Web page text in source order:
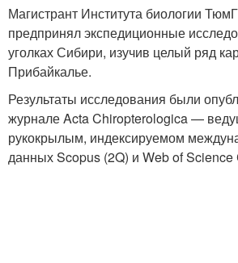
Магистрант Института биологии
предпринял экспедиционные
уголках Сибири, изучив целый ряд
Прибайкалье.
Результаты исследования были
журнале Acta Chiropterologica —
рукокрылым, индексируемом
данных Scopus (2Q) и Web of